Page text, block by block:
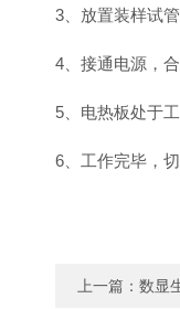
3、放置装样试
4、接通电源，
5、电热板处于
6、工作完毕，切
上一篇： 数显